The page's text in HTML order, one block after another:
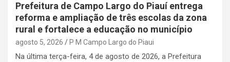
Prefeitura de Campo Largo do Piauí entrega
reforma e ampliação de três escolas da zona
rural e fortalece a educação no município
agosto 5, 2026 P M Campo Largo do Piaui
Na última terça-feira, 4 de agosto de 2026, a Prefeitura